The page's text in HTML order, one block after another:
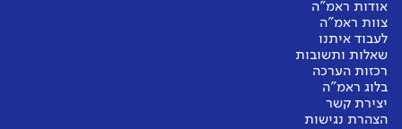
אודות ראמ"ה
צוות ראמ"ה
לעבוד איתנו
שאלות ותשובות
רכזות הערכה
בלוג ראמ"ה
יצירת קשר
הצהרת נגישות